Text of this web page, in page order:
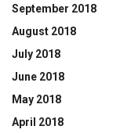
September 2018
August 2018
July 2018
June 2018
May 2018
April 2018